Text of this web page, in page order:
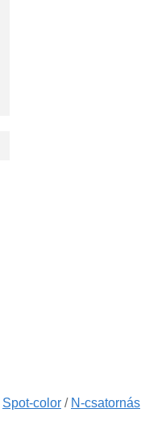
Spot-color / N-csatornás